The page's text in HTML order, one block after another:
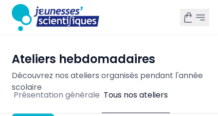
Ateliers hebdomadaires
Découvrez nos ateliers organisés pendant l'année
scolaire
Présentation générale Tous nos ateliers